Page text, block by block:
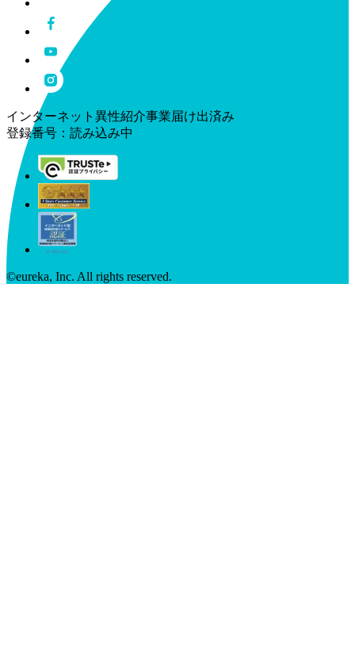
インターネット異性紹介事業届け出済み
登録番号： 読み込み中
©︎eureka, Inc. All rights reserved.